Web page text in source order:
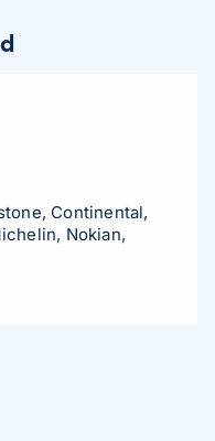
Continental,
Nokian,